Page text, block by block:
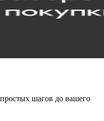
шагов до вашего